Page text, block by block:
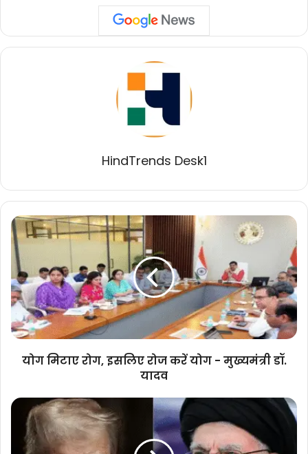
HindTrends Desk1
योग
मिटाए
रोग,
इसलिए
रोज
करें
योग
-
मुख्यमंत्री
यादवयोग मिटाए रोग, इसलिए रोज करें योग - मुख्यमंत्री डॉ.
यादव
ईरान-
इज़राइल
टकराव